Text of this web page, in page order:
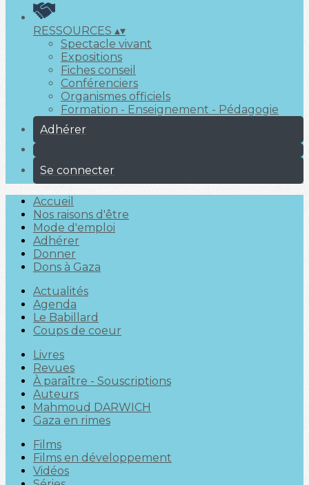
RESSOURCES ▴▾
Spectacle vivant
Expositions
Fiches conseil
Conférenciers
Organismes officiels
Formation - Enseignement - Pédagogie
Adhérer
Se connecter
Accueil
Nos raisons d'être
Mode d'emploi
Adhérer
Donner
Dons à Gaza
Actualités
Agenda
Le Babillard
Coups de coeur
Livres
Revues
À paraître - Souscriptions
Auteurs
Mahmoud DARWICH
Gaza en rimes
Films
Films en développement
Vidéos